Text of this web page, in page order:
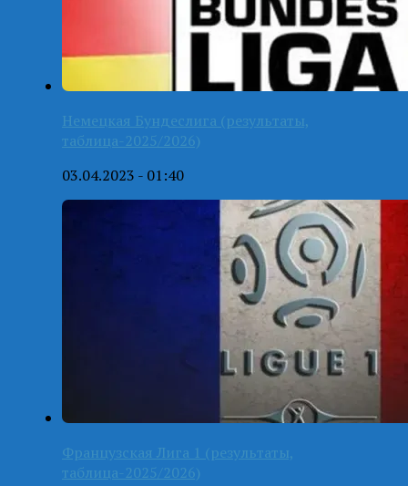
Немецкая Бундеслига (результаты,
таблица-2025/2026)
03.04.2023 - 01:40
Французская Лига 1 (результаты,
таблица-2025/2026)